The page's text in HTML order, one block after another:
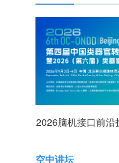
2026脑机接口前
空中讲坛